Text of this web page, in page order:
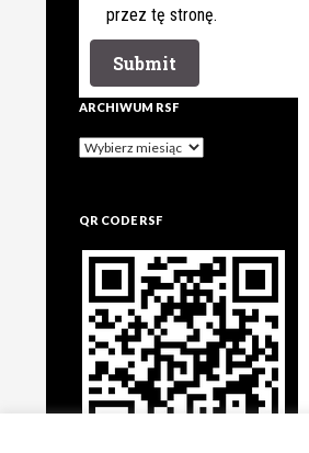
przez tę stronę.
ARCHIWUM RSF
Archiwum
QR CODE RSF